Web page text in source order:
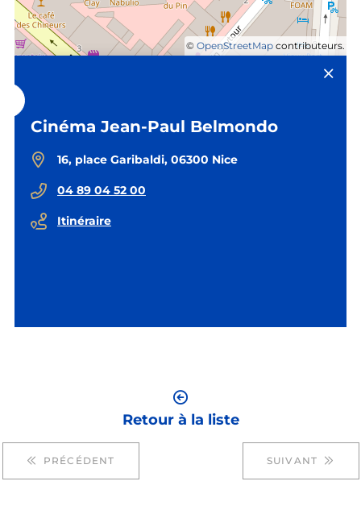
© OpenStreetMap contributeurs.
Cinéma Jean-Paul Belmondo
16, place Garibaldi, 06300 Nice
04 89 04 52 00
Itinéraire
PRÉCÉDENT
Retour à la liste
SUIVANT